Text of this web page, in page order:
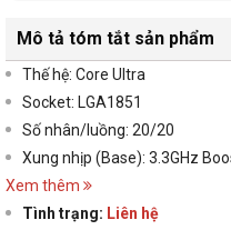
Mô tả tóm tắt sản phẩm
Thế hệ: Core Ultra
Socket: LGA1851
Số nhân/luồng: 20/20
Xung nhịp (Base): 3.3GHz
Xem thêm
Tình trạng: Liên hệ